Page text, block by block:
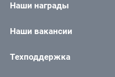
Наши награды
Наши вакансии
Техподдержка